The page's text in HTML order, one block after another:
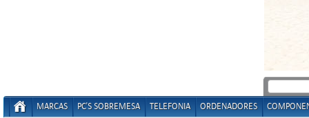
MARCAS PC'S SOBREMESA TELEFONIA ORDENADORES